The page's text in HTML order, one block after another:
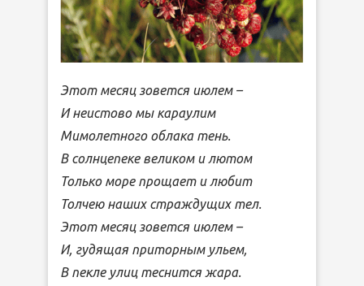
Этот месяц зовется июлем –
И неистово мы караулим
Мимолетного облака тень.
В солнцепеке великом и лютом
Только море прощает и любит
Толчею наших страждущих тел.
Этот месяц зовется июлем –
И, гудящая приторным ульем,
В пекле улиц теснится жара.